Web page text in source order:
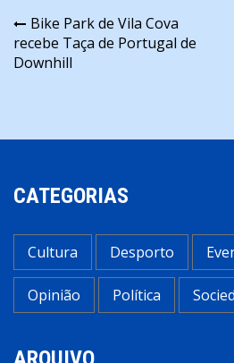
Navegação
de
Bike Park de Vila Cova
recebe Taça de Portugal de
Downhill
CATEGORIAS
Cultura Desporto
Opinião Política